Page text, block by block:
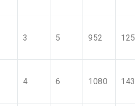
3 5 952
4 6 1080